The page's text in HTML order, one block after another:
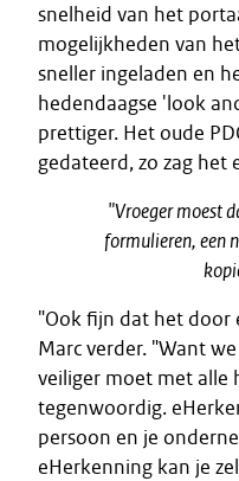
snelheid van het
mogelijkheden van
sneller ingeladen en
hedendaagse 'look
prettiger. Het oude
gedateerd, zo zag het
"Vroeger moest
formulieren, een
"Ook fijn dat het door
Marc verder. "Want
veiliger moet met alle
tegenwoordig.
persoon en je
eHerkenning kan je